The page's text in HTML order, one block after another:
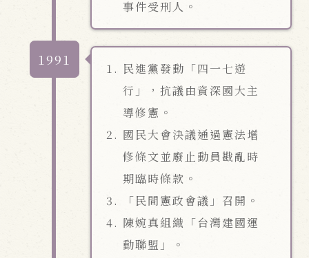
事件受刑人。
1991
民進黨發動「四一七遊
行」，抗議由資深國大主
導修憲。
國民大會決議通過憲法增
修條文並廢止動員戡亂時
期臨時條款。
「民間憲政會議」召開。
陳婉真組織「台灣建國運
動聯盟」。